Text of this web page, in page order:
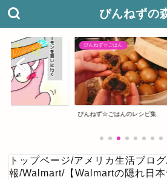
ぴんねずの
ぴんねず☆ごはん
ぴんねず☆ごはんのレシピ集
トップページ/アメリカ生活ブログ
報/Walmart/ 【Walmartの隠れ日